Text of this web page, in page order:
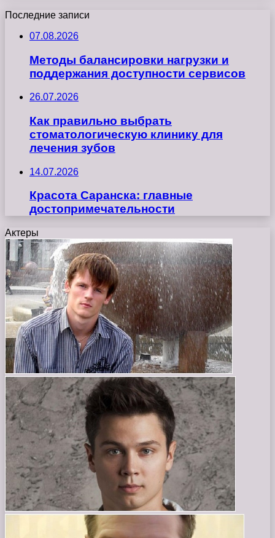
Последние записи
07.08.2026
Методы балансировки нагрузки и
поддержания доступности сервисов
26.07.2026
Как правильно выбрать
стоматологическую клинику для
лечения зубов
14.07.2026
Красота Саранска: главные
достопримечательности
Актеры